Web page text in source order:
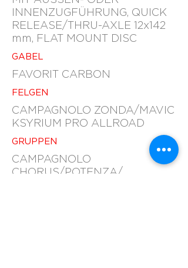
INNENZUGFÜHRUNG, QUICK
RELEASE/THRU-AXLE 12x142
mm, FLAT MOUNT DISC
GABEL
FAVORIT CARBON
CAMPAGNOLO ZONDA/MAVIC
KSYRIUM PRO ALLROAD
FELGEN
CAMPAGNOLO
CHORUS/POTENZA/
GRUPPEN